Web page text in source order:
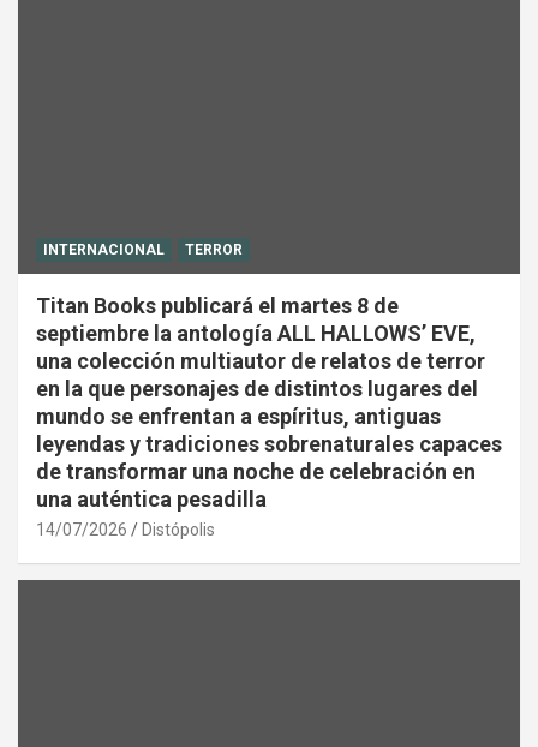
INTERNACIONAL TERROR
Titan Books publicará el martes 8 de
septiembre la antología ALL HALLOWS’ EVE,
una colección multiautor de relatos de terror
en la que personajes de distintos lugares del
mundo se enfrentan a espíritus, antiguas
leyendas y tradiciones sobrenaturales capaces
de transformar una noche de celebración en
una auténtica pesadilla
14/07/2026 Distópolis